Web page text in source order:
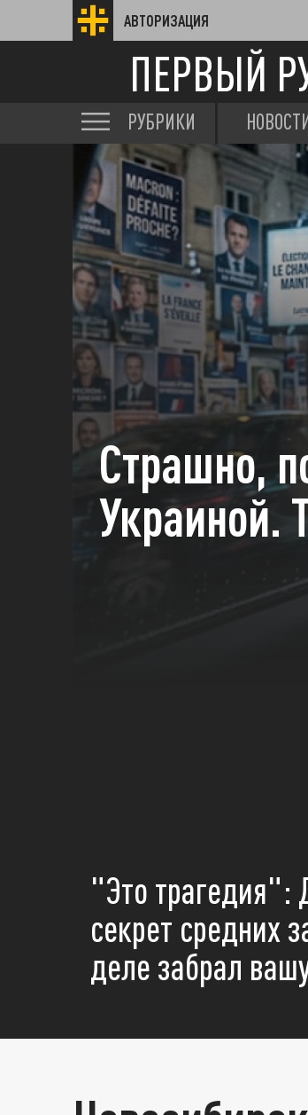
АВТОРИЗАЦИЯ
ПЕРВЫЙ
РУБРИКИ
Страшно,
Украиной.
"Это трагедия":
секрет средних
деле забрал
"Это